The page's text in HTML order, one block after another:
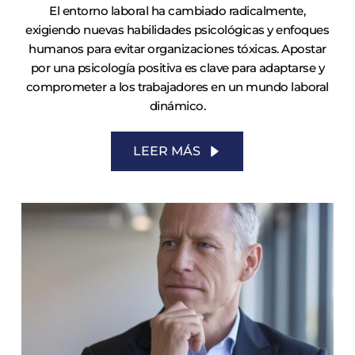
El entorno laboral ha cambiado radicalmente,
exigiendo nuevas habilidades psicológicas y enfoques
humanos para evitar organizaciones tóxicas. Apostar
por una psicología positiva es clave para adaptarse y
comprometer a los trabajadores en un mundo laboral
dinámico.
LEER MÁS